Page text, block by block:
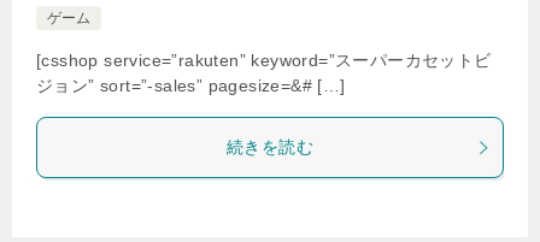
ゲーム
[csshop service=”rakuten” keyword=”スーパーカセットビ
ジョン” sort=”-sales” pagesize=&# […]
続きを読む